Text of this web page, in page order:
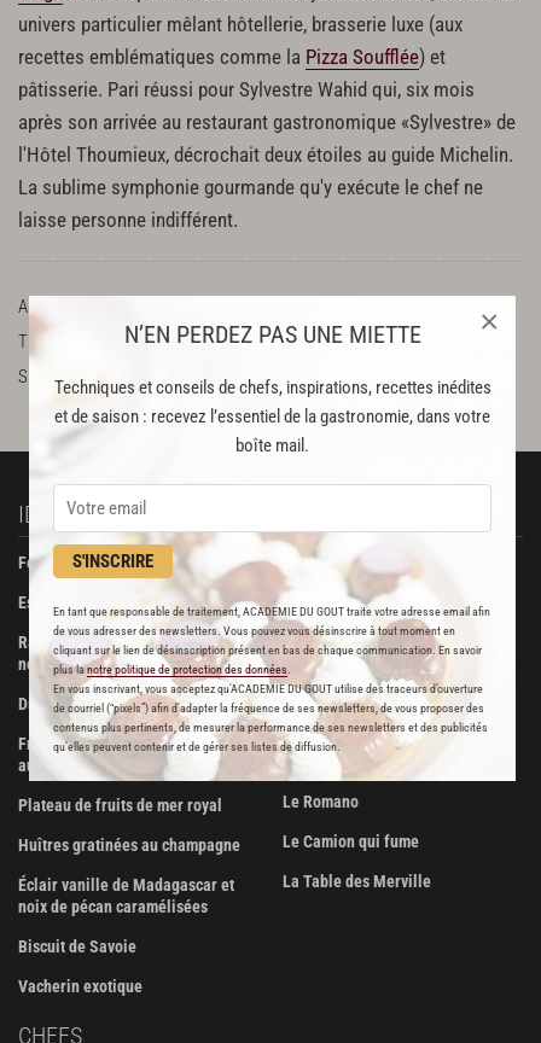
N’EN PERDEZ PAS UNE MIETTE
Techniques et conseils de chefs, inspirations, recettes inédites
et de saison : recevez l’essentiel de la gastronomie, dans votre
boîte mail.
S'INSCRIRE
En tant que responsable de traitement, ACADEMIE DU GOUT traite votre adresse email afin
de vous adresser des newsletters. Vous pouvez vous désinscrire à tout moment en
cliquant sur le lien de désinscription présent en bas de chaque communication. En savoir
plus lanotre politique de protection des données
En vous inscrivant, vous acceptez qu'ACADEMIE DU GOUT utilise des traceurs d’ouverture
de courriel (“pixels”) afin d’adapter la fréquence de ses newsletters, de vous proposer des
contenus plus pertinents, de mesurer la performance de ses newsletters et des publicités
qu’elles peuvent contenir et de gérer ses listes de diffusion.
×
univers particulier mêlant hôtellerie, brasserie luxe (aux
recettes emblématiques comme la Pizza Soufflée) et
pâtisserie. Pari réussi pour Sylvestre Wahid qui, six mois
après son arrivée au restaurant gastronomique «Sylvestre» de
l'Hôtel Thoumieux, décrochait deux étoiles au guide Michelin.
La sublime symphonie gourmande qu'y exécute le chef ne
laisse personne indifférent.
ADRESSE
TÉLÉPHONE
01 47 05 49 75
SUR LE WEB
http://www.thoumieux.fr/fr/accueil
IDÉES RECETTES
Foie gras de canard confit
Escalopes de foie gras poêlées
Ravioli de foie gras aux truffes
noires
Dinde farcie aux fruits secs
Fricassée de volaille de Bresse
aux morilles
Plateau de fruits de mer royal
Huîtres gratinées au champagne
Éclair vanille de Madagascar et
noix de pécan caramélisées
Biscuit de Savoie
Vacherin exotique
Beurre Bordier
La Pâtisserie des Rêves
Boucherie Metzger et André
Maison Viennet
Poissonnerie Vianey
Les Trois Dômes
Le Romano
Le Camion qui fume
La Table des Merville
CHEFS